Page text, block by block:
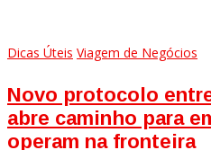
Dicas Úteis Viagem de Negócios
Novo protocolo
abre caminho para
operam na fronteira